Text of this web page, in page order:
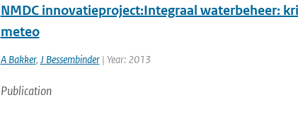
NMDC innovatieproject:Integraal waterbeheer:
meteo
A Bakker, J Bessembinder| Year: 2013
Publication